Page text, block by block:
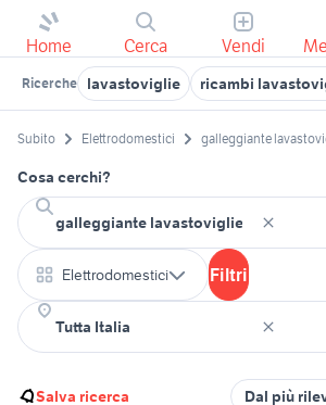
Home Cerca Vendi
Ricerche lavastoviglie ricambi
Subito Elettrodomestici galleggiante
Cosa cerchi?
Elettrodomestici Filtri
Salva ricerca Dal più